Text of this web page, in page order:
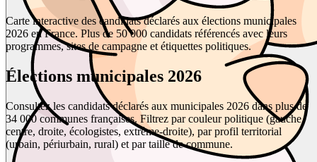
Carte interactive des candidats déclarés aux élections municipales
2026 en France. Plus de 50 000 candidats référencés avec leurs
programmes, sites de campagne et étiquettes politiques.
Élections municipales 2026
Consultez les candidats déclarés aux municipales 2026 dans plus de
34 000 communes françaises. Filtrez par couleur politique (gauche,
centre, droite, écologistes, extrême-droite), par profil territorial
(urbain, périurbain, rural) et par taille de commune.